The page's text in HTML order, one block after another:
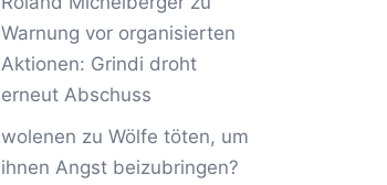
Warnung vor organisierten
Aktionen: Grindi droht
erneut Abschuss
wolenen zu Wölfe töten, um
ihnen Angst beizubringen?